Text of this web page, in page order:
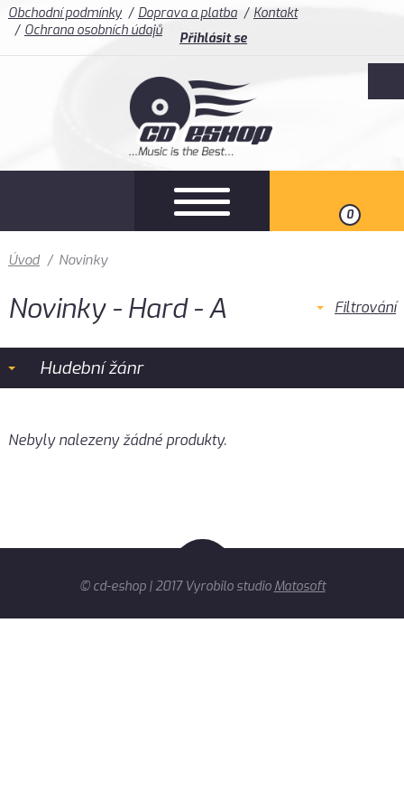
Obchodní podmínky Doprava a platba
Kontakt
Ochrana osobních údajů
Přihlásit se
0
Úvod / Novinky
Novinky - Hard - A Filtrování
Hudební žánr
Nebyly nalezeny žádné produkty.
© cd-eshop | 2017 Vyrobilo studio Matosoft